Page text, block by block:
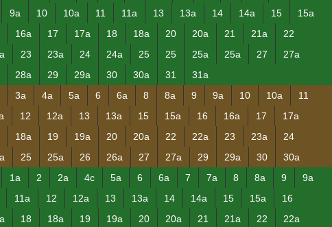
9a 10 10a 11 11a 13 13a 14 14a 15
15a
16a 17 17a 18 18a 20 20a 21 21a
22
23 23a 24 24a 25 25 25a 25a 27
27a
28a 29 29a 30 30a 31
31a
3a 4a 5a 6 6a 8 8a 9 9a 10 10a
11
12 12a 13 13a 15 15a 16 16a 17
17a
18a 19 19a 20 20a 22 22a 23 23a
24
25 25a 26 26a 27 27a 29 29a 30
30a
1a 2 2a 4c 5a 6 6a 7 7a 8 8a 9
9a
11a 12 12a 13 13a 14 14a 15 15a
16
18 18a 19 19a 20 20a 21 21a 22
22a